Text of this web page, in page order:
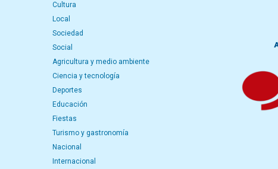
Cultura
Local
Sociedad
Social
Agricultura y medio ambiente
Ciencia y tecnología
Deportes
Educación
Fiestas
Turismo y gastronomía
Nacional
Internacional